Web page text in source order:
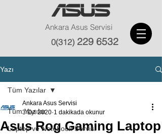
Ankara Asus Servisi
0(312) 229 6532
Yazı
Tüm Yazılar
Laptop ve Notebook Servisi
Tüm Yazılar
Asus Rog Gaming Laptop
Ankara Asus Servisi
3 Eyl 2020 1 dakikada okunur